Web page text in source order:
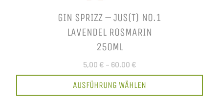
GIN SPRIZZ – JUS(T) NO.1
LAVENDEL ROSMARIN
250ML
5,00 € – 60,00 €
AUSFÜHRUNG WÄHLEN